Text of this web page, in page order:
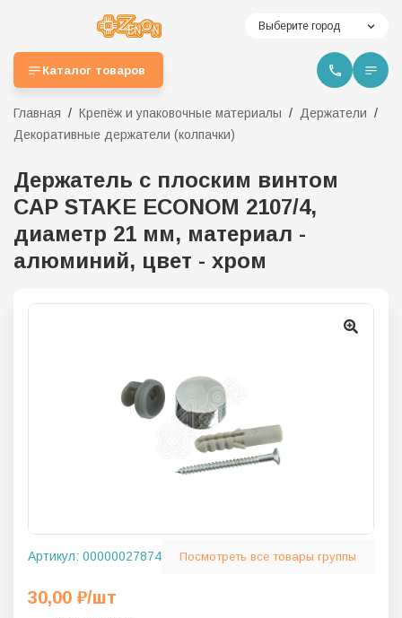
Выберите город
Каталог товаров
Главная Крепёж и упаковочные материалы
Держатели
Декоративные держатели (колпачки)
Держатель с плоским винтом
CAP STAKE ECONOM 2107/4,
диаметр 21 мм, материал -
алюминий, цвет - хром
Артикул: 00000027874 Посмотреть все товары группы
30,00 ₽/шт